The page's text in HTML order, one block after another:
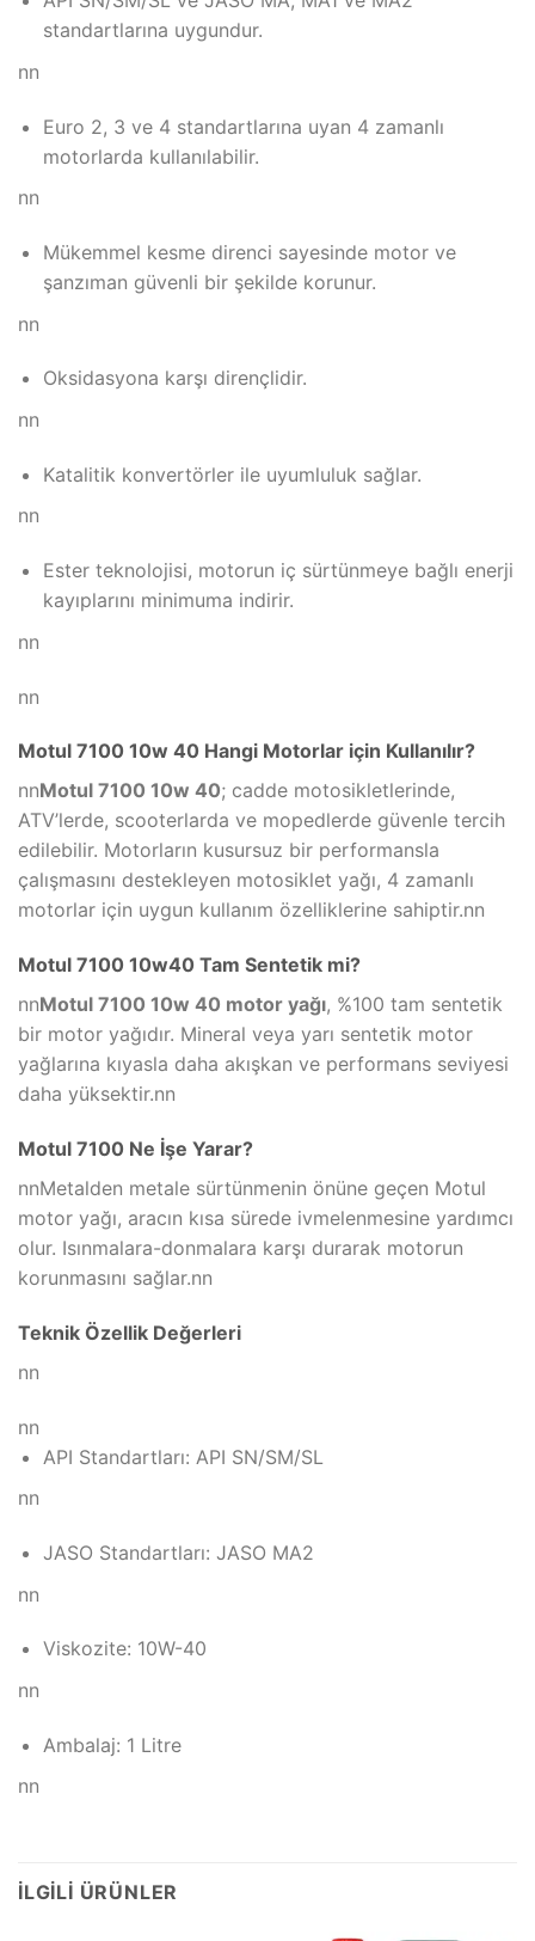
standartlarına uygundur.
nn
Euro 2, 3 ve 4 standartlarına uyan 4 zamanlı
motorlarda kullanılabilir.
nn
Mükemmel kesme direnci sayesinde motor ve
şanzıman güvenli bir şekilde korunur.
nn
Oksidasyona karşı dirençlidir.
nn
Katalitik konvertörler ile uyumluluk sağlar.
nn
Ester teknolojisi, motorun iç sürtünmeye bağlı enerji
kayıplarını minimuma indirir.
nn
nn
Motul 7100 10w 40 Hangi Motorlar için Kullanılır?
nnMotul 7100 10w 40; cadde motosikletlerinde,
ATV’lerde, scooterlarda ve mopedlerde güvenle tercih
edilebilir. Motorların kusursuz bir performansla
çalışmasını destekleyen motosiklet yağı, 4 zamanlı
motorlar için uygun kullanım özelliklerine sahiptir.nn
Motul 7100 10w40 Tam Sentetik mi?
nnMotul 7100 10w 40 motor yağı, %100 tam sentetik
bir motor yağıdır. Mineral veya yarı sentetik motor
yağlarına kıyasla daha akışkan ve performans seviyesi
daha yüksektir.nn
Motul 7100 Ne İşe Yarar?
nnMetalden metale sürtünmenin önüne geçen Motul
motor yağı, aracın kısa sürede ivmelenmesine yardımcı
olur. Isınmalara-donmalara karşı durarak motorun
korunmasını sağlar.nn
Teknik Özellik Değerleri
nn
nn
API Standartları: API SN/SM/SL
nn
JASO Standartları: JASO MA2
nn
Viskozite: 10W-40
nn
Ambalaj: 1 Litre
nn
İLGILI ÜRÜNLER